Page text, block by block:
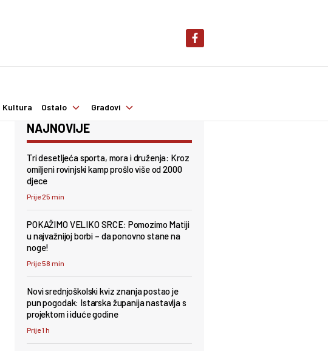
Kultura Ostalo Gradovi
NAJNOVIJE
Tri desetljeća sporta, mora i druženja: Kroz
omiljeni rovinjski kamp prošlo više od 2000
djece
Prije 25 min
POKAŽIMO VELIKO SRCE: Pomozimo Matiji
u najvažnijoj borbi – da ponovno stane na
noge!
Prije 58 min
Novi srednjoškolski kviz znanja postao je
pun pogodak: Istarska županija nastavlja s
projektom i iduće godine
Prije 1 h